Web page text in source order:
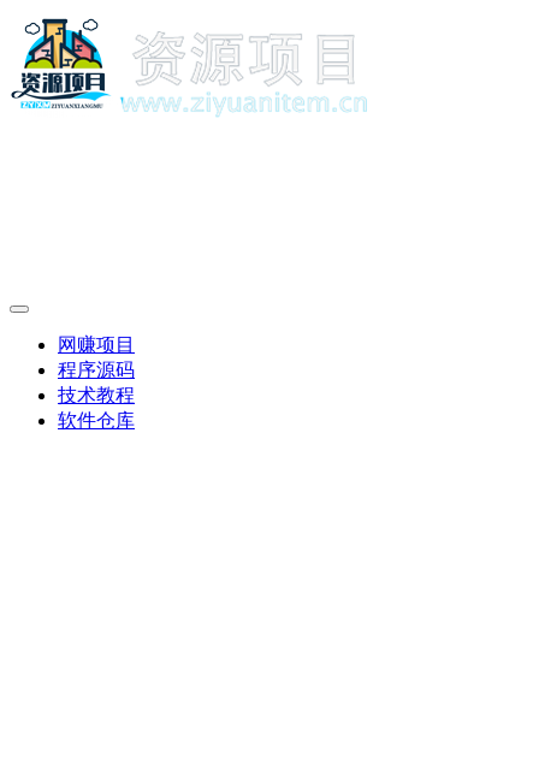
网赚项目
程序源码
技术教程
软件仓库